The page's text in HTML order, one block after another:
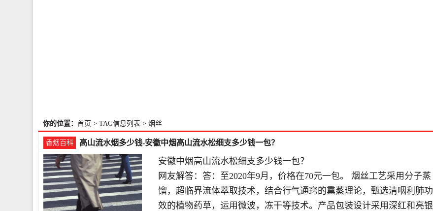
你的位置： 首页 > TAG信息列表 > 烟丝
香烟百科 高山流水烟多少钱-安徽中烟高山流水松细支多少钱一包？
安徽中烟高山流水松细支多少钱一包？
网友解答：答：至2020年9月，价格在70元一包。 烟丝工艺采用分子蒸
馏，超临界流体萃取技术，结合行气通窍的熏蒸理论，甄选清咽利肺功
效的植物药草，运用微波，冻干等技术。产品包装设计采用深红和亮银